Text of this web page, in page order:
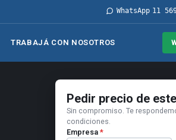
WhatsApp 11
TRABAJÁ CON NOSOTROS
Pedir precio de
Sin compromiso. Te
condiciones.
Empresa *